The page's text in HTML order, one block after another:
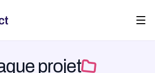
projet